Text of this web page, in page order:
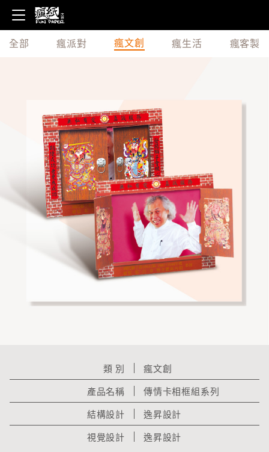
全部 瘋派對 瘋文創 瘋生活 瘋客製
類 別
瘋文創
產品名稱
傳情卡相框組系列
結構設計
逸昇設計
視覺設計
逸昇設計
姓名
驗證碼